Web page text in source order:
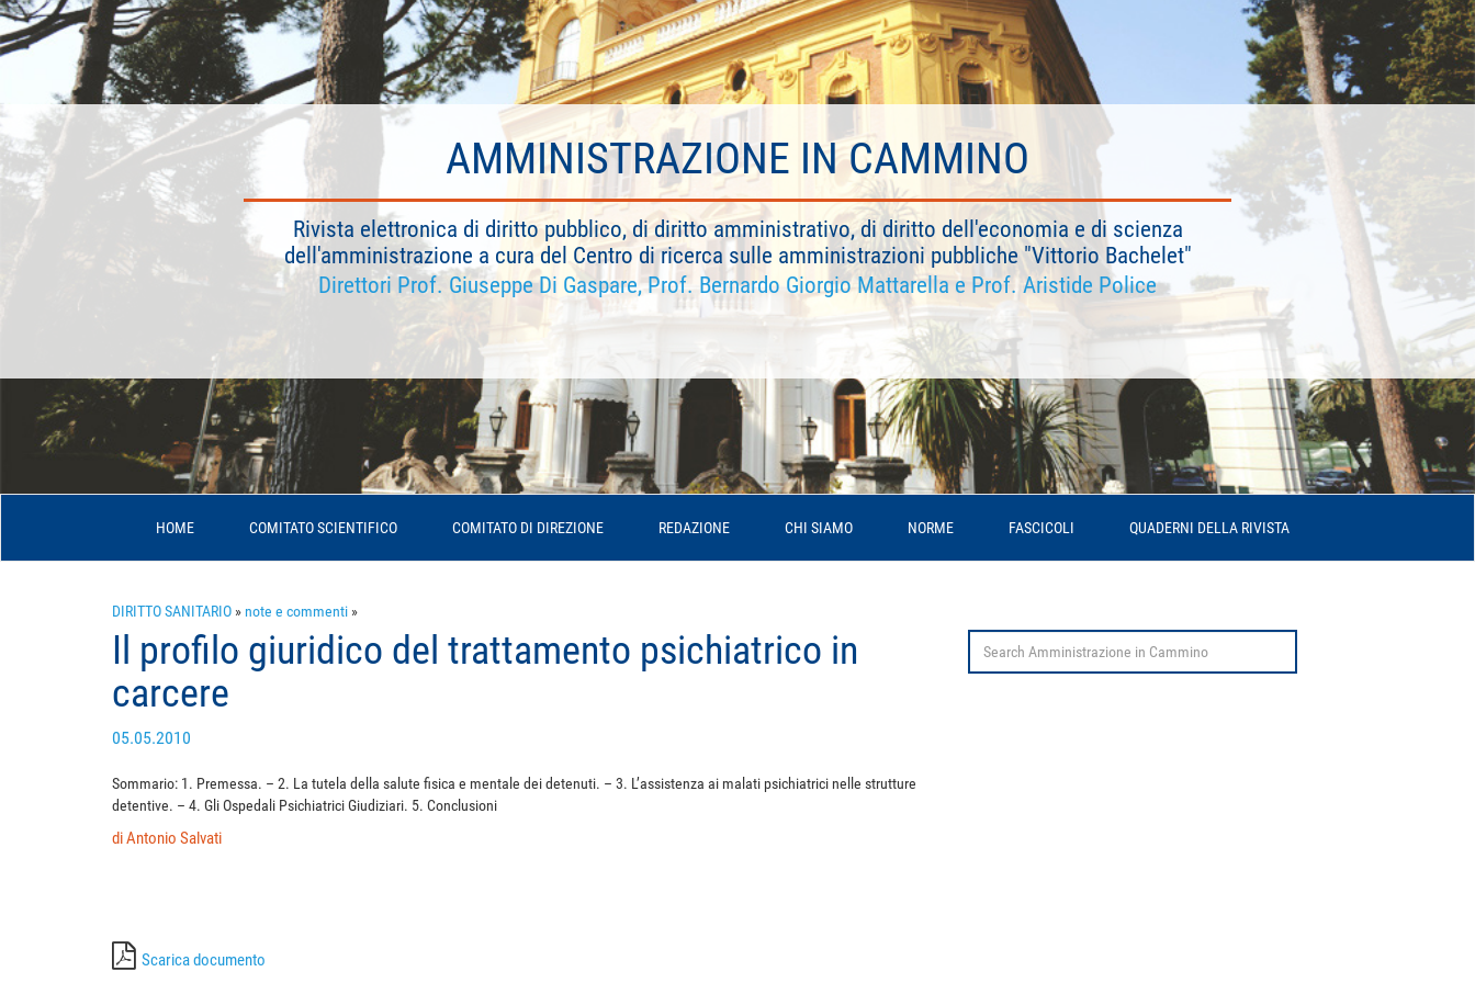
AMMINISTRAZIONE IN CAMMINO
Rivista elettronica di diritto pubblico, di diritto amministrativo, di diritto dell'economia e di scienza
dell'amministrazione a cura del Centro di ricerca sulle amministrazioni pubbliche "Vittorio Bachelet"
Direttori Prof. Giuseppe Di Gaspare, Prof. Bernardo Giorgio Mattarella e Prof. Aristide Police
HOME COMITATO SCIENTIFICO COMITATO DI DIREZIONE REDAZIONE CHI SIAMO NORME FASCICOLI QUADERNI DELLA RIVISTA
for:
DIRITTO SANITARIO » note e commenti »
Il profilo giuridico del trattamento psichiatrico in
carcere
05.05.2010
Sommario: 1. Premessa. – 2. La tutela della salute fisica e mentale dei detenuti. – 3. L’assistenza ai malati psichiatrici nelle strutture
detentive. – 4. Gli Ospedali Psichiatrici Giudiziari. 5. Conclusioni
di Antonio Salvati
Scarica documento